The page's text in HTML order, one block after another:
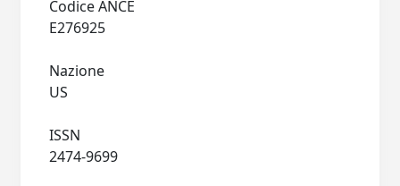
Codice ANCE
Nazione
ISSN